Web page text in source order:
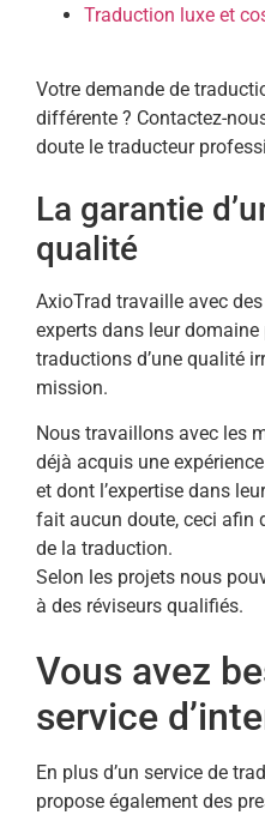
Traduction luxe et
Votre demande de
différente ? Contactez-
doute le traducteur
La garantie
qualité
AxioTrad travaille avec
experts dans leur
traductions d’une qualité
mission.
Nous travaillons avec les
déjà acquis une
et dont l’expertise dans
fait aucun doute, ceci afin
de la traduction.
Selon les projets nous
à des réviseurs qualifiés.
Vous avez
service
En plus d’un service de
propose également des